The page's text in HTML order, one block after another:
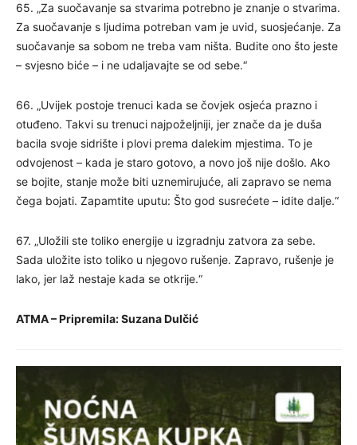
65. „Za suočavanje sa stvarima potrebno je znanje o stvarima.
Za suočavanje s ljudima potreban vam je uvid, suosjećanje. Za
suočavanje sa sobom ne treba vam ništa. Budite ono što jeste
– svjesno biće – i ne udaljavajte se od sebe.“
66. „Uvijek postoje trenuci kada se čovjek osjeća prazno i
otuđeno. Takvi su trenuci najpoželjniji, jer znače da je duša
bacila svoje sidrište i plovi prema dalekim mjestima. To je
odvojenost – kada je staro gotovo, a novo još nije došlo. Ako
se bojite, stanje može biti uznemirujuće, ali zapravo se nema
čega bojati. Zapamtite uputu: Što god susrećete – idite dalje.“
67. „Uložili ste toliko energije u izgradnju zatvora za sebe.
Sada uložite isto toliko u njegovo rušenje. Zapravo, rušenje je
lako, jer laž nestaje kada se otkrije.“
ATMA – Pripremila: Suzana Dulčić